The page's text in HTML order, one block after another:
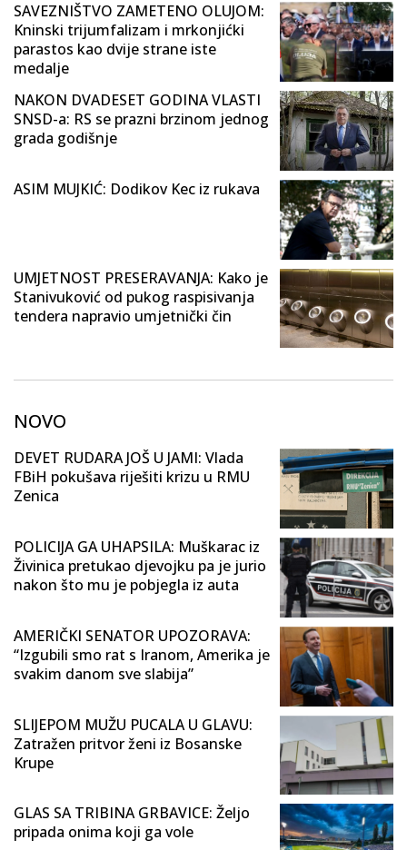
SAVEZNIŠTVO ZAMETENO OLUJOM:
Kninski trijumfalizam i mrkonjićki
parastos kao dvije strane iste
medalje
NAKON DVADESET GODINA VLASTI
SNSD-a: RS se prazni brzinom jednog
grada godišnje
ASIM MUJKIĆ: Dodikov Kec iz rukava
UMJETNOST PRESERAVANJA: Kako je
Stanivuković od pukog raspisivanja
tendera napravio umjetnički čin
NOVO
DEVET RUDARA JOŠ U JAMI: Vlada
FBiH pokušava riješiti krizu u RMU
Zenica
POLICIJA GA UHAPSILA: Muškarac iz
Živinica pretukao djevojku pa je jurio
nakon što mu je pobjegla iz auta
AMERIČKI SENATOR UPOZORAVA:
“Izgubili smo rat s Iranom, Amerika je
svakim danom sve slabija”
SLIJEPOM MUŽU PUCALA U GLAVU:
Zatražen pritvor ženi iz Bosanske
Krupe
GLAS SA TRIBINA GRBAVICE: Željo
pripada onima koji ga vole